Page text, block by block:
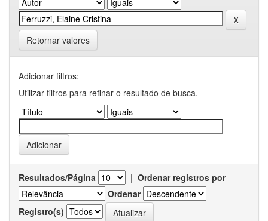
Retornar valores
Adicionar filtros:
Utilizar filtros para refinar o resultado de busca.
Resultados/Página | Ordenar registros por
Ordenar
Registro(s)